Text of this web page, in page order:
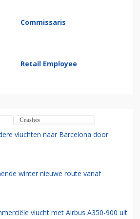
Commissaris
Retail Employee
Crashes
vluchten naar Barcelona door
winter nieuwe route vanaf
vlucht met Airbus A350-900 uit